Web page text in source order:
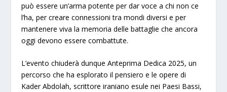
può essere un’arma potente per dar voce a chi non ce
l’ha, per creare connessioni tra mondi diversi e per
mantenere viva la memoria delle battaglie che ancora
oggi devono essere combattute.
L’evento chiuderà dunque Anteprima Dedica 2025, un
percorso che ha esplorato il pensiero e le opere di
Kader Abdolah, scrittore iraniano esule nei Paesi Bassi,